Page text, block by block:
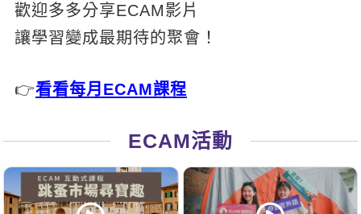
歡迎多多分享ECAM影片
讓學習變成最期待的聚會！
👉看看每月ECAM課程
ECAM活動